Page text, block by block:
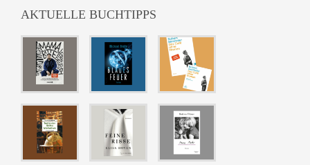
AKTUELLE BUCHTIPPS